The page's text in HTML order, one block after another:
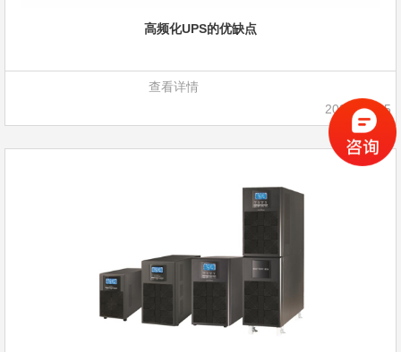
高频化UPS的优缺点
查看详情
2023-02-25